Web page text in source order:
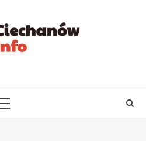
PRIMARY